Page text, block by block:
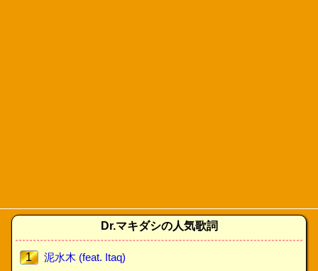
Dr.マキダシの人気歌詞
1
泥水木 (feat. Itaq)